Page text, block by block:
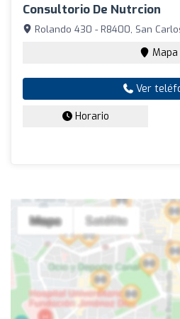
Consultorio De Nutrcion
Rolando 430 - R8400, San
Mapa
Ver
Horario